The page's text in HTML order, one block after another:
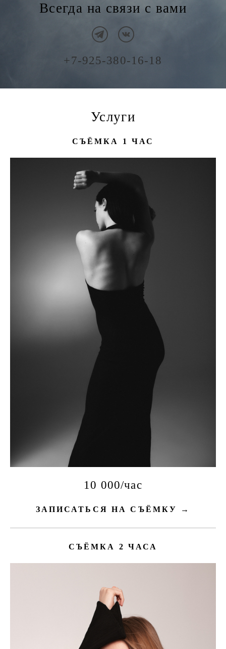
Всегда на связи с вами
+7-925-380-16-18
Услуги
СЪЁМКА 1 ЧАС
10 000/час
ЗАПИСАТЬСЯ НА СЪЁМКУ →
СЪЁМКА 2 ЧАСА